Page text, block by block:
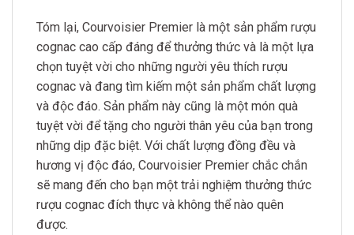
Tóm lại, Courvoisier Premier là một sản phẩm rượu
cognac cao cấp đáng để thưởng thức và là một lựa
chọn tuyệt vời cho những người yêu thích rượu
cognac và đang tìm kiếm một sản phẩm chất lượng
và độc đáo. Sản phẩm này cũng là một món quà
tuyệt vời để tặng cho người thân yêu của bạn trong
những dịp đặc biệt. Với chất lượng đồng đều và
hương vị độc đáo, Courvoisier Premier chắc chắn
sẽ mang đến cho bạn một trải nghiệm thưởng thức
rượu cognac đích thực và không thể nào quên
được.